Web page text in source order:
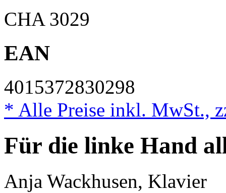
CHA 3029
EAN
4015372830298
* Alle Preise inkl. MwSt.,
Für die linke Hand
Anja Wackhusen, Klavier